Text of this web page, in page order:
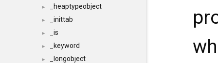
► _heaptypeobject
► _inittab
► _is
► _keyword
► _longobject